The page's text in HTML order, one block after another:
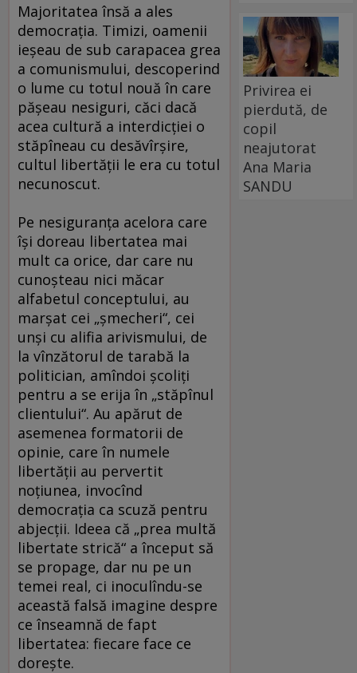
Majoritatea însă a ales
democraţia. Timizi, oamenii
ieşeau de sub carapacea grea
a comunismului, descoperind
o lume cu totul nouă în care
păşeau nesiguri, căci dacă
acea cultură a interdicţiei o
stăpîneau cu desăvîrşire,
cultul libertăţii le era cu totul
necunoscut.
Pe nesiguranţa acelora care
îşi doreau libertatea mai
mult ca orice, dar care nu
cunoşteau nici măcar
alfabetul conceptului, au
marşat cei „şmecheri“, cei
unşi cu alifia arivismului, de
la vînzătorul de tarabă la
politician, amîndoi şcoliţi
pentru a se erija în „stăpînul
clientului“. Au apărut de
asemenea formatorii de
opinie, care în numele
libertăţii au pervertit
noţiunea, invocînd
democraţia ca scuză pentru
abjecţii. Ideea că „prea multă
libertate strică“ a început să
se propage, dar nu pe un
temei real, ci inoculîndu-se
această falsă imagine despre
ce înseamnă de fapt
libertatea: fiecare face ce
doreşte.
Privirea ei
pierdută, de
copil
neajutorat
Ana Maria
SANDU